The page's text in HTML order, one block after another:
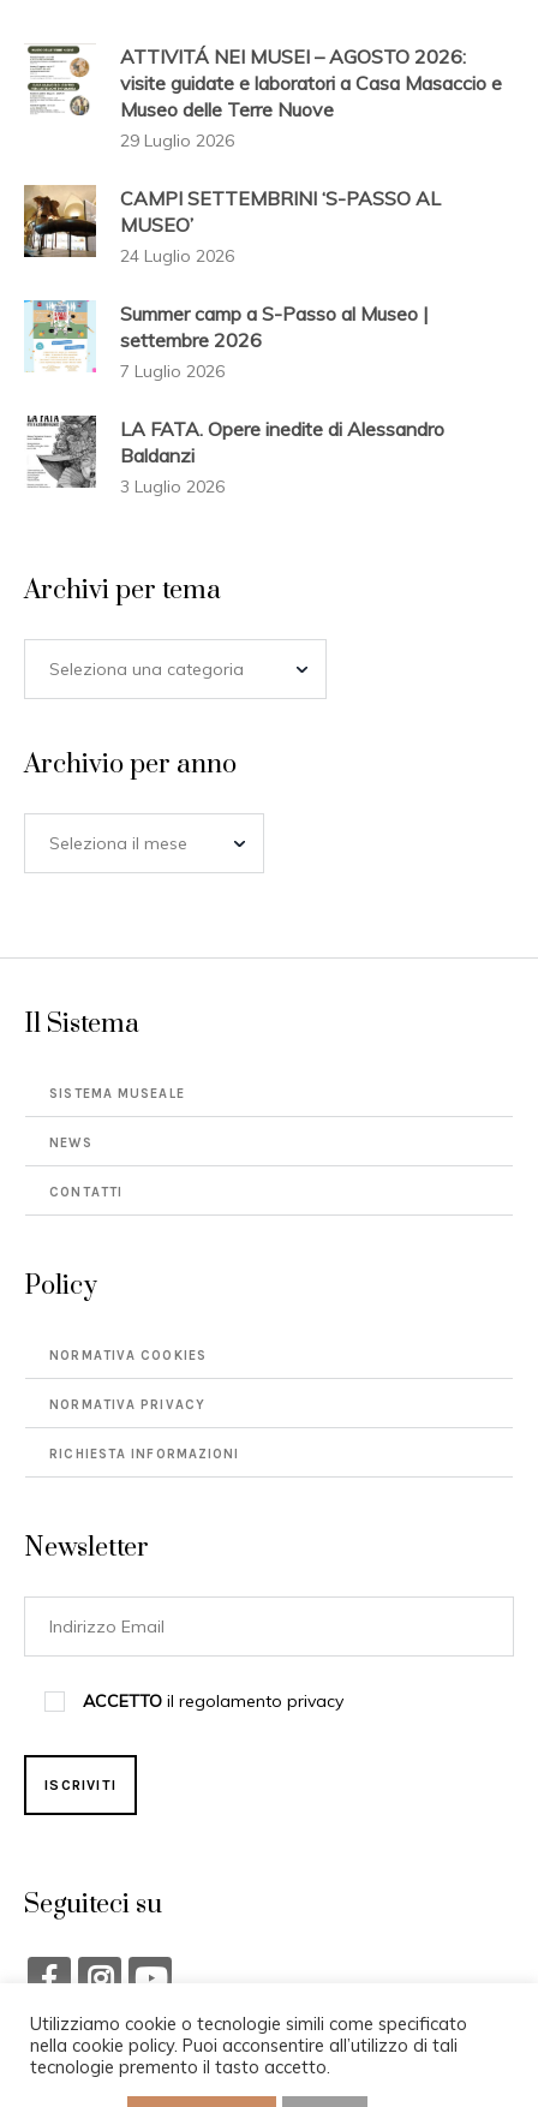
ATTIVITÁ NEI MUSEI – AGOSTO 2026:
visite guidate e laboratori a Casa Masaccio e
Museo delle Terre Nuove
29 Luglio 2026
CAMPI SETTEMBRINI ‘S-PASSO AL
MUSEO’
24 Luglio 2026
Summer camp a S-Passo al Museo |
settembre 2026
7 Luglio 2026
LA FATA. Opere inedite di Alessandro
Baldanzi
3 Luglio 2026
Archivi per tema
Archivio per anno
Il Sistema
SISTEMA MUSEALE
NEWS
CONTATTI
Policy
NORMATIVA COOKIES
NORMATIVA PRIVACY
RICHIESTA INFORMAZIONI
Newsletter
ACCETTO il regolamento privacy
Seguiteci su
Utilizziamo cookie o tecnologie simili come specificato
nella cookie policy. Puoi acconsentire all’utilizzo di tali
tecnologie premento il tasto accetto.